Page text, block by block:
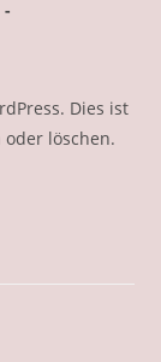
Dies ist
löschen.